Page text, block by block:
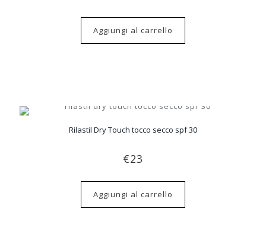
Aggiungi al carrello
Rilastil Dry Touch tocco secco spf 30
€23
Aggiungi al carrello